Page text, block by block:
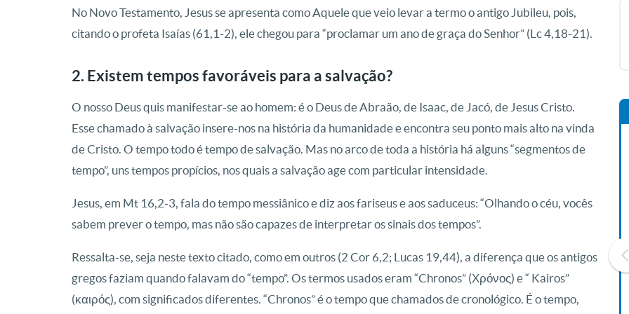
No Novo Testamento, Jesus se apresenta como Aquele que veio levar a termo o antigo Jubileu, pois,
citando o profeta Isaías (61,1-2), ele chegou para “proclamar um ano de graça do Senhor” (Lc 4,18-21).
2. Existem tempos favoráveis para a salvação?
O nosso Deus quis manifestar-se ao homem: é o Deus de Abraão, de Isaac, de Jacó, de Jesus Cristo.
Esse chamado à salvação insere-nos na história da humanidade e encontra seu ponto mais alto na vinda
de Cristo. O tempo todo é tempo de salvação. Mas no arco de toda a história há alguns “segmentos de
tempo”, uns tempos propícios, nos quais a salvação age com particular intensidade.
Jesus, em Mt 16,2-3, fala do tempo messiânico e diz aos fariseus e aos saduceus: “Olhando o céu, vocês
sabem prever o tempo, mas não são capazes de interpretar os sinais dos tempos”.
Ressalta-se, seja neste texto citado, como em outros (2 Cor 6,2; Lucas 19,44), a diferença que os antigos
gregos faziam quando falavam do “tempo”. Os termos usados eram “Chronos” (Χρόνος) e “ Kairos”
(καιρός), com significados diferentes. “Chronos” é o tempo que chamados de cronológico. É o tempo,